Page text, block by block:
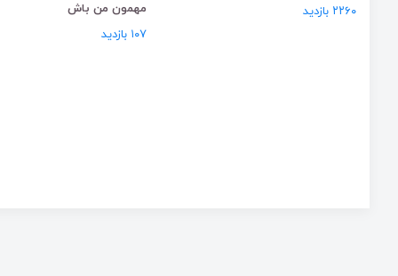
۲۲۶۰ بازدید
مهمون من باش
۱۰۷ بازدید